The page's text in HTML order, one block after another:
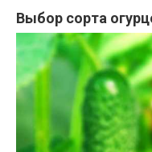
Выбор сорта